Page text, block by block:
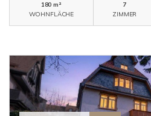
180 m²
WOHNFLÄCHE
7
ZIMMER